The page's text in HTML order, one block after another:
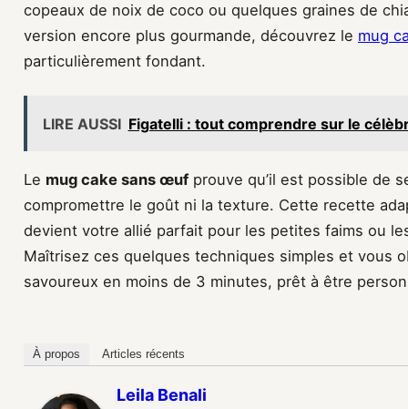
copeaux de noix de coco ou quelques graines de
version encore plus gourmande, découvrez le mug
particulièrement fondant.
LIRE AUSSI Figatelli : tout comprendre sur le
Le mug cake sans œuf prouve qu’il est possible de
compromettre le goût ni la texture. Cette recette
devient votre allié parfait pour les petites faims ou
Maîtrisez ces quelques techniques simples et vous
savoureux en moins de 3 minutes, prêt à être
À propos Articles récents
Leila Benali